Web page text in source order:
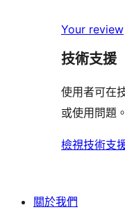
者
論
用
者
論
使
用
評
論
星
使
者
評
論
1
星
用
者
評
Your review
技術支援
使用者可在
或使用問題。
檢視技術支
關於我們